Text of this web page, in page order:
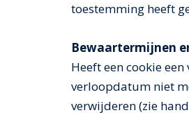
toestemming heeft
Bewaartermijnen
Heeft een cookie
verloopdatum niet
verwijderen (zie